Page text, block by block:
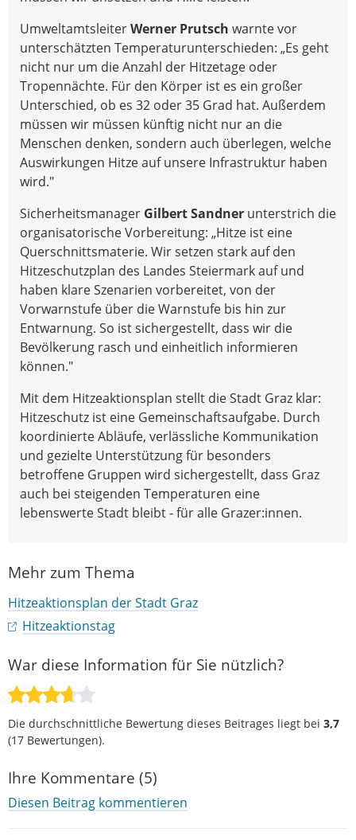
UmweltamtsleiterWerner Prutsch warnte vor
unterschätzten Temperaturunterschieden: „Es geht
nicht nur um die Anzahl der Hitzetage oder
Tropennächte. Für den Körper ist es ein großer
Unterschied, ob es 32 oder 35 Grad hat. Außerdem
müssen wir müssen künftig nicht nur an die
Menschen denken, sondern auch überlegen, welche
Auswirkungen Hitze auf unsere Infrastruktur haben
wird."
Sicherheitsmanager Gilbert Sandner unterstrich die
organisatorische Vorbereitung: „Hitze ist eine
Querschnittsmaterie. Wir setzen stark auf den
Hitzeschutzplan des Landes Steiermark auf und
haben klare Szenarien vorbereitet, von der
Vorwarnstufe über die Warnstufe bis hin zur
Entwarnung. So ist sichergestellt, dass wir die
Bevölkerung rasch und einheitlich informieren
können."
Mit dem Hitzeaktionsplan stellt die Stadt Graz klar:
Hitzeschutz ist eine Gemeinschaftsaufgabe. Durch
koordinierte Abläufe, verlässliche Kommunikation
und gezielte Unterstützung für besonders
betroffene Gruppen wird sichergestellt, dass Graz
auch bei steigenden Temperaturen eine
lebenswerte Stadt bleibt - für alle Grazer:innen.
Mehr zum Thema
Hitzeaktionsplan der Stadt Graz
Hitzeaktionstag
War diese Information für Sie nützlich?
Die durchschnittliche Bewertung dieses Beitrages liegt bei 3,7
(17 Bewertungen).
Ihre Kommentare (5)
Diesen Beitrag kommentieren